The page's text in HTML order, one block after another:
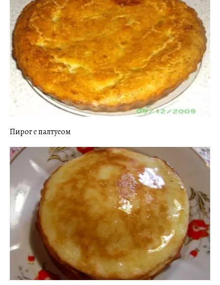
Пирог с палтусом